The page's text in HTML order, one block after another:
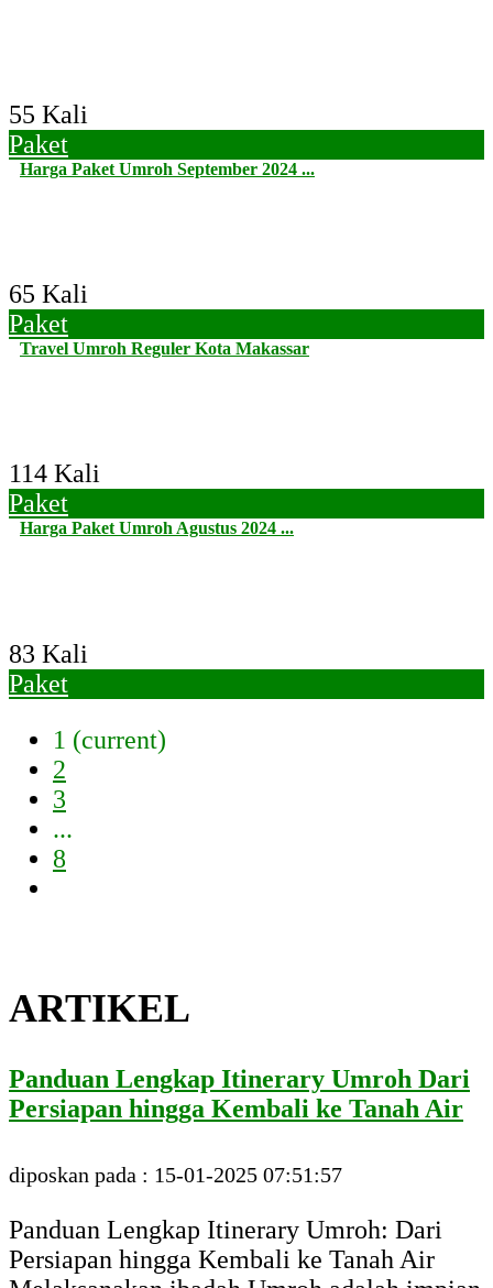
55 Kali
Paket
Harga Paket Umroh September 2024 ...
65 Kali
Paket
Travel Umroh Reguler Kota Makassar
114 Kali
Paket
Harga Paket Umroh Agustus 2024 ...
83 Kali
Paket
1 (current)
2
3
...
8
ARTIKEL
Panduan Lengkap Itinerary Umroh Dari
Persiapan hingga Kembali ke Tanah Air
diposkan pada : 15-01-2025 07:51:57
Panduan Lengkap Itinerary Umroh: Dari
Persiapan hingga Kembali ke Tanah Air